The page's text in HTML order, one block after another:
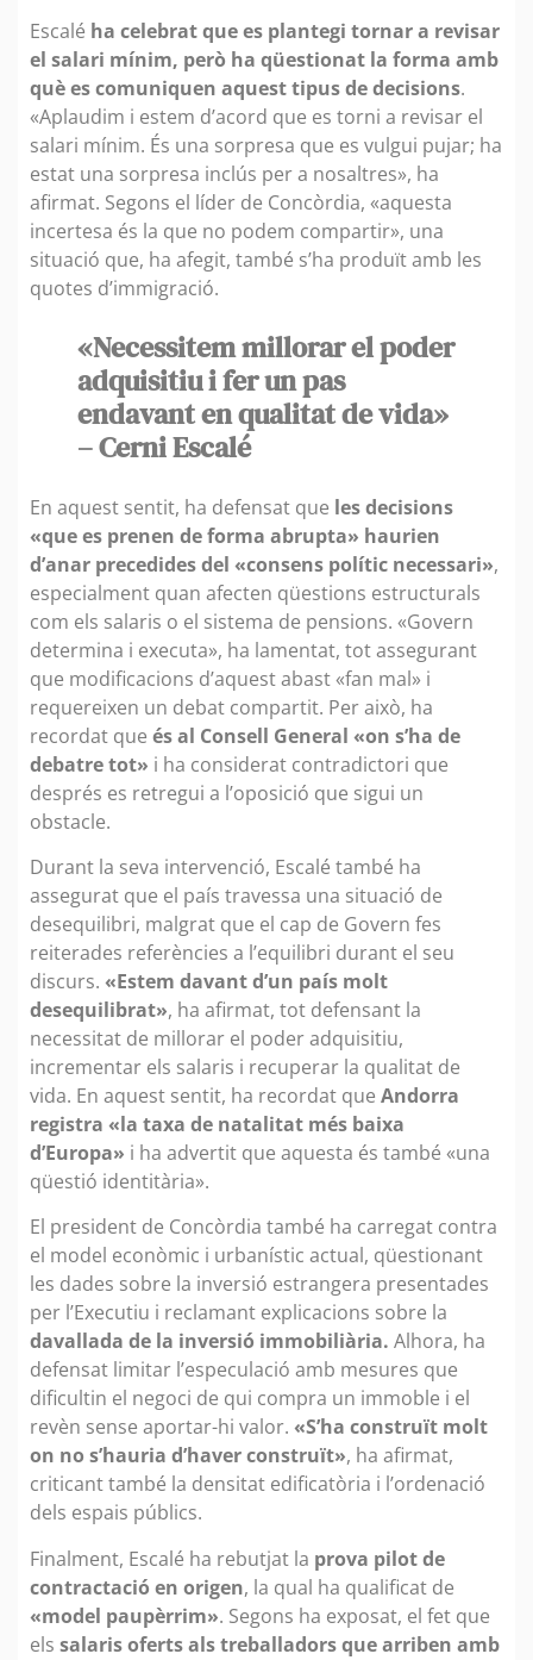
Escalé ha celebrat que es plantegi tornar a revisar
el salari mínim, però ha qüestionat la forma amb
què es comuniquen aquest tipus de decisions.
«Aplaudim i estem d’acord que es torni a revisar el
salari mínim. És una sorpresa que es vulgui pujar; ha
estat una sorpresa inclús per a nosaltres», ha
afirmat. Segons el líder de Concòrdia, «aquesta
incertesa és la que no podem compartir», una
situació que, ha afegit, també s’ha produït amb les
quotes d’immigració.
«Necessitem millorar el poder
adquisitiu i fer un pas
endavant en qualitat de vida»
– Cerni Escalé
En aquest sentit, ha defensat que les decisions
«que es prenen de forma abrupta» haurien
d’anar precedides del «consens polític necessari»,
especialment quan afecten qüestions estructurals
com els salaris o el sistema de pensions. «Govern
determina i executa», ha lamentat, tot assegurant
que modificacions d’aquest abast «fan mal» i
requereixen un debat compartit. Per això, ha
recordat que és al Consell General «on s’ha de
debatre tot» i ha considerat contradictori que
després es retregui a l’oposició que sigui un
obstacle.
Durant la seva intervenció, Escalé també ha
assegurat que el país travessa una situació de
desequilibri, malgrat que el cap de Govern fes
reiterades referències a l’equilibri durant el seu
discurs. «Estem davant d’un país molt
desequilibrat», ha afirmat, tot defensant la
necessitat de millorar el poder adquisitiu,
incrementar els salaris i recuperar la qualitat de
vida. En aquest sentit, ha recordat que Andorra
registra «la taxa de natalitat més baixa
d’Europa» i ha advertit que aquesta és també «una
qüestió identitària».
El president de Concòrdia també ha carregat contra
el model econòmic i urbanístic actual, qüestionant
les dades sobre la inversió estrangera presentades
per l’Executiu i reclamant explicacions sobre la
davallada de la inversió immobiliària. Alhora, ha
defensat limitar l’especulació amb mesures que
dificultin el negoci de qui compra un immoble i el
revèn sense aportar-hi valor. «S’ha construït molt
on no s’hauria d’haver construït», ha afirmat,
criticant també la densitat edificatòria i l’ordenació
dels espais públics.
Finalment, Escalé ha rebutjat la prova pilot de
contractació en origen, la qual ha qualificat de
«model paupèrrim». Segons ha exposat, el fet que
els salaris oferts als treballadors que arriben amb